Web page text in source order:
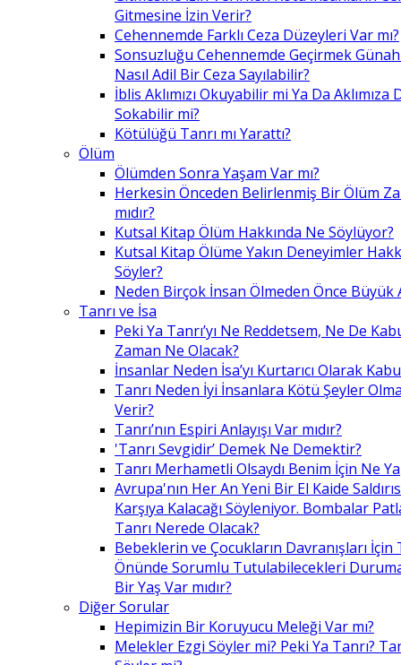
Gitmesine İzin Verir?
Cehennemde Farklı Ceza Düzeyleri Var mı?
Sonsuzluğu Cehennemde Geçirmek
Nasıl Adil Bir Ceza Sayılabilir?
İblis Aklımızı Okuyabilir mi Ya Da Aklımıza
Sokabilir mi?
Kötülüğü Tanrı mı Yarattı?
Ölüm
Ölümden Sonra Yaşam Var mı?
Herkesin Önceden Belirlenmiş Bir Ölüm
mıdır?
Kutsal Kitap Ölüm Hakkında Ne Söylüyor?
Kutsal Kitap Ölüme Yakın Deneyimler
Söyler?
Neden Birçok İnsan Ölmeden Önce Büyük
Tanrı ve İsa
Peki Ya Tanrı’yı Ne Reddetsem, Ne De
Zaman Ne Olacak?
İnsanlar Neden İsa’yı Kurtarıcı Olarak
Tanrı Neden İyi İnsanlara Kötü Şeyler
Verir?
Tanrı’nın Espiri Anlayışı Var mıdır?
'Tanrı Sevgidir’ Demek Ne Demektir?
Tanrı Merhametli Olsaydı Benim İçin Ne
Avrupa'nın Her An Yeni Bir El Kaide
Karşıya Kalacağı Söyleniyor. Bombalar
Tanrı Nerede Olacak?
Bebeklerin ve Çocukların Davranışları İçin
Önünde Sorumlu Tutulabilecekleri
Bir Yaş Var mıdır?
Diğer Sorular
Hepimizin Bir Koruyucu Meleği Var mı?
Melekler Ezgi Söyler mi? Peki Ya Tanrı?